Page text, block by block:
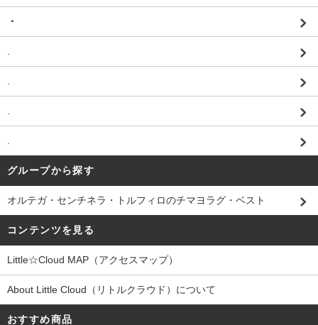
・
.
.
.
.
グループから探す
オルテガ・センチネラ・トルフィロのチマヨラグ・ベスト
コンテンツを見る
Little☆Cloud MAP（アクセスマップ）
About Little Cloud（リトルクラウド）について
おすすめ商品